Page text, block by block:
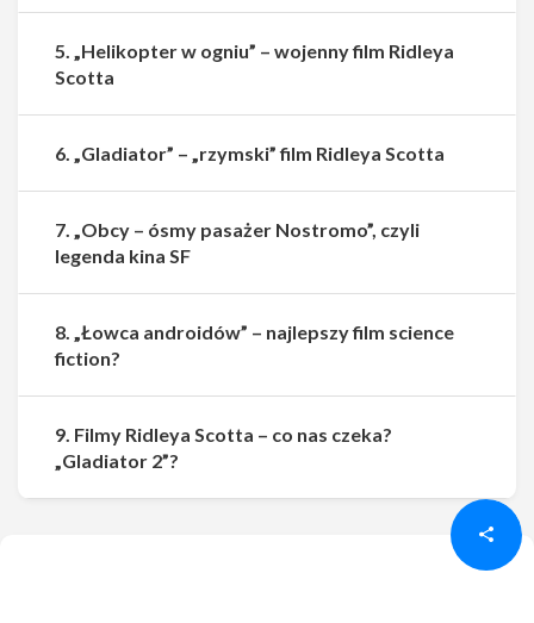
Udostępnij
5. „Helikopter w ogniu” – wojenny film Ridleya
Scotta
6. „Gladiator” – „rzymski” film Ridleya Scotta
7. „Obcy – ósmy pasażer Nostromo”, czyli
legenda kina SF
8. „Łowca androidów” – najlepszy film science
fiction?
9. Filmy Ridleya Scotta – co nas czeka?
„Gladiator 2”?